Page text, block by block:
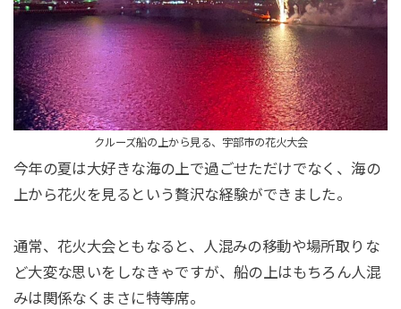
クルーズ船の上から見る、宇部市の花火大会
今年の夏は大好きな海の上で過ごせただけでなく、海の
上から花火を見るという贅沢な経験ができました。
通常、花火大会ともなると、人混みの移動や場所取りな
ど大変な思いをしなきゃですが、船の上はもちろん人混
みは関係なくまさに特等席。